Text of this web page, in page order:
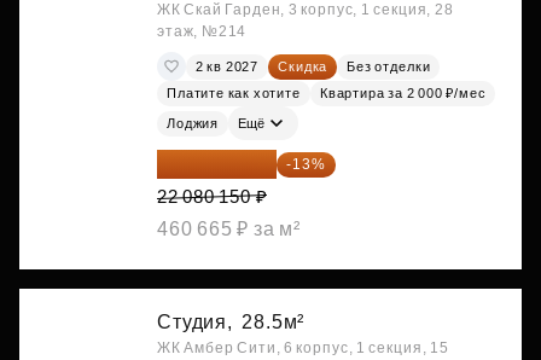
ЖК Скай Гарден, 3 корпус, 1 секция, 28
этаж, №214
2 кв 2027 Скидка
Без отделки
Платите как хотите
Квартира за 2 000 ₽/мес
Лоджия Ещё
19 209 731 ₽ -13%
22 080 150 ₽
460 665 ₽ за м²
Студия, 28.5м²
ЖК Амбер Сити, 6 корпус, 1 секция, 15